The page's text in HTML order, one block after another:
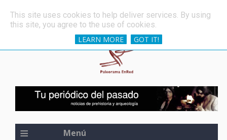
≡ Menú
This site uses cookies to help deliver services. By using
this site, you agree to the use of cookies.
LEARN MORE
GOT IT!